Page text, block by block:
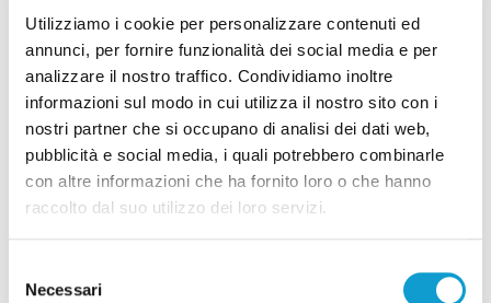
Utilizziamo i cookie per personalizzare contenuti ed
annunci, per fornire funzionalità dei social media e per
analizzare il nostro traffico. Condividiamo inoltre
informazioni sul modo in cui utilizza il nostro sito con i
nostri partner che si occupano di analisi dei dati web,
pubblicità e social media, i quali potrebbero combinarle
con altre informazioni che ha fornito loro o che hanno
raccolto dal suo utilizzo dei loro servizi.
delNecessari
castorizzato"
Tutti gli articoli